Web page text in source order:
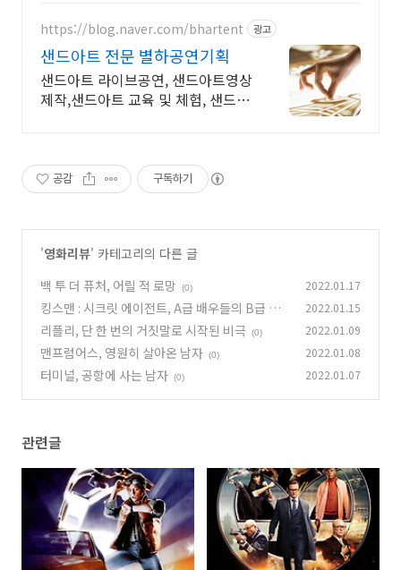
https://blog.naver.com/bhartent 광고
샌드아트 전문 별하공연기획
샌드아트 라이브공연, 샌드아트영상
제작,샌드아트 교육 및 체험, 샌드아
공감 구독하기
'영화리뷰' 카테고리의 다른 글
백 투 더 퓨처, 어릴 적 로망
(0) 2022.01.17
킹스맨 : 시크릿 에이전트, A급 배우들의 B급 감
성 액션 영화
(1)
2022.01.15
리플리, 단 한 번의 거짓말로 시작된 비극 (0) 2022.01.09
맨프럼어스, 영원히 살아온 남자 (0) 2022.01.08
터미널, 공항에 사는 남자 (0) 2022.01.07
관련글